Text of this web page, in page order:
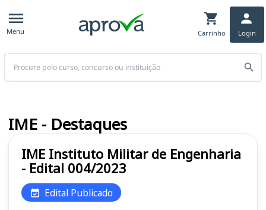
Menu Carrinho Login
Buscar
IME Instituto Militar de Engenharia
- Edital 004/2023
Edital Publicado
IME - Destaques